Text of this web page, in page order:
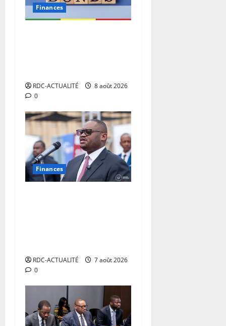
Finances
RDC-ACTUALITÉ
8 août 2026
0
Finances
RDC-ACTUALITÉ
7 août 2026
0